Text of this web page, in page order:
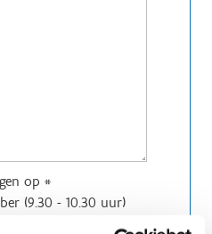
op *
(9.30 - 10.30 uur)